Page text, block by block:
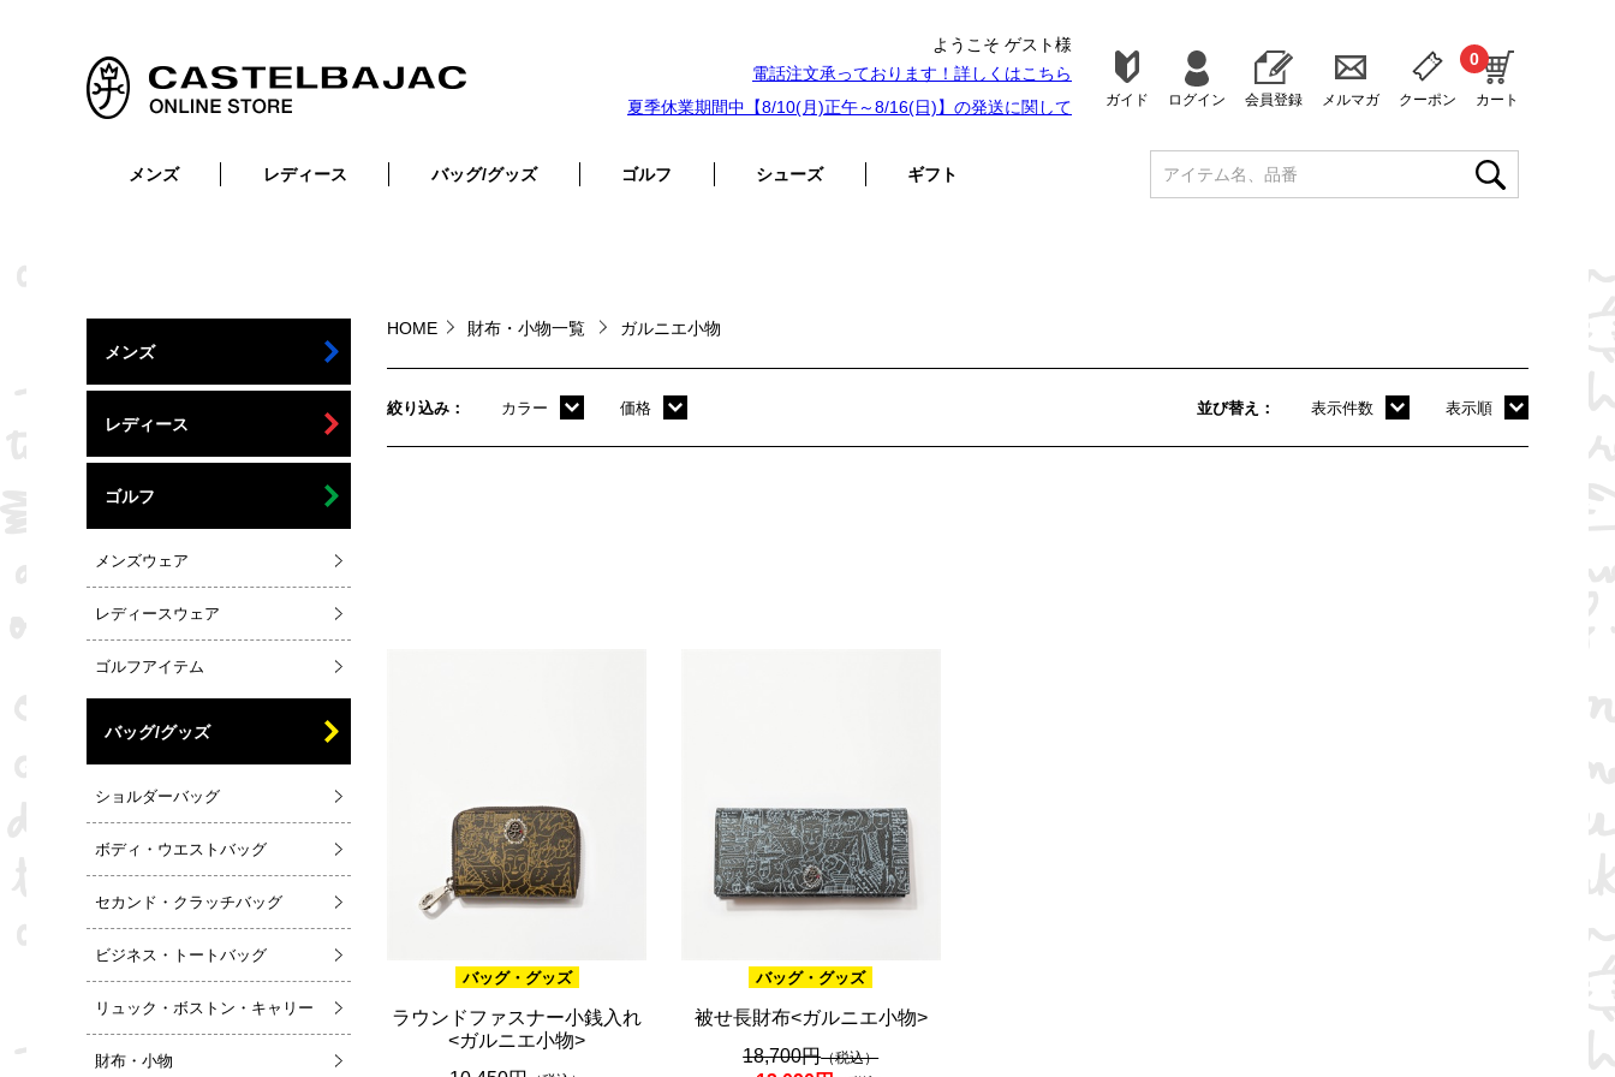
ようこそ ゲスト様
電話注文承っております！詳しくはこちら
夏季休業期間中【8/10(月)正午～8/16(日)】の発送に関して
ガイド ログイン 会員登録 メルマガ クーポン カート
0
メンズ
ボトムス
バッグ
レディース
小物
バッグ
バッグ/グッズ
セカンド・クラッチバッグ
ビジネス・トートバッグ
靴
ゴルフ
ゴルフアイテム
シューズ ギフト
メンズ
レディース
ゴルフ
メンズウェア
レディースウェア
ゴルフアイテム
バッグ/グッズ
ショルダーバッグ
ボディ・ウエストバッグ
セカンド・クラッチバッグ
ビジネス・トートバッグ
リュック・ボストン・キャリー
財布・小物
HOME 財布・小物一覧 ガルニエ小物
絞り込み カラー
グレー
パープル
ベージュ
価格 並び替え 表示件数 表示順
バッグ・グッズ
ラウンドファスナー小銭入れ
<ガルニエ小物>
バッグ・グッズ
被せ長財布<ガルニエ小物>
18,700円（税込）